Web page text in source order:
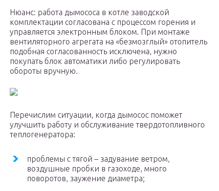
Нюанс: работа дымососа в котле заводской
комплектации согласована с процессом горения и
управляется электронным блоком. При монтаже
вентиляторного агрегата на «безмозглый» отопитель
подобная согласованность исключена, нужно
покупать блок автоматики либо регулировать
обороты вручную.
Перечислим ситуации, когда дымосос поможет
улучшить работу и обслуживание твердотопливного
теплогенератора:
проблемы с тягой – задувание ветром,
воздушные пробки в газоходе, много
поворотов, заужение диаметра;